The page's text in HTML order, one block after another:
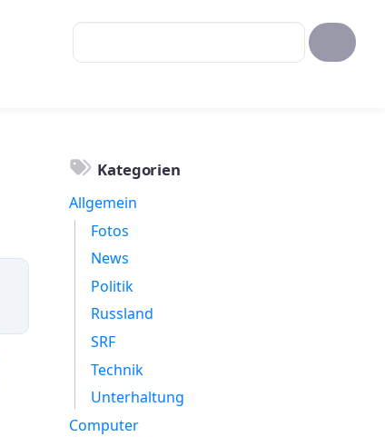
Kategorien
Allgemein
Fotos
News
Politik
Russland
SRF
Technik
Unterhaltung
Computer